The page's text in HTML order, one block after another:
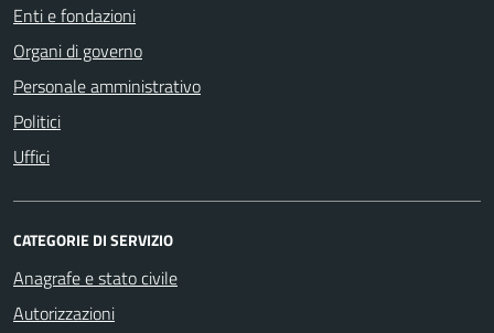
Enti e fondazioni
Organi di governo
Personale amministrativo
Politici
Uffici
CATEGORIE DI SERVIZIO
Anagrafe e stato civile
Autorizzazioni